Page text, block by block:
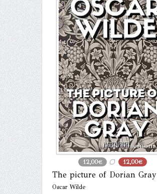
12,00€ 12,00€
The picture of Dorian Gray
Oscar Wilde